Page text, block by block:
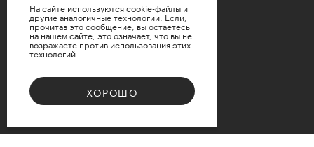
На сайте используются cookie-файлы и
другие аналогичные технологии. Если,
прочитав это сообщение, вы остаетесь
на нашем сайте, это означает, что вы не
возражаете против использования этих
технологий.
ХОРОШО